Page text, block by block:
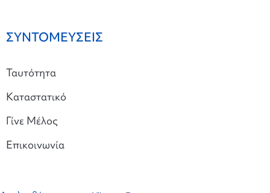
ΣΥΝΤΟΜΕΥΣΕΙΣ
Ταυτότητα
Καταστατικό
Γίνε Μέλος
Επικοινωνία